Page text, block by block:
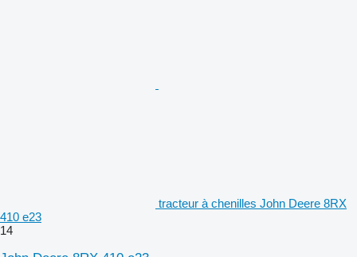
tracteur à chenilles John Deere 8RX
410 e23
14